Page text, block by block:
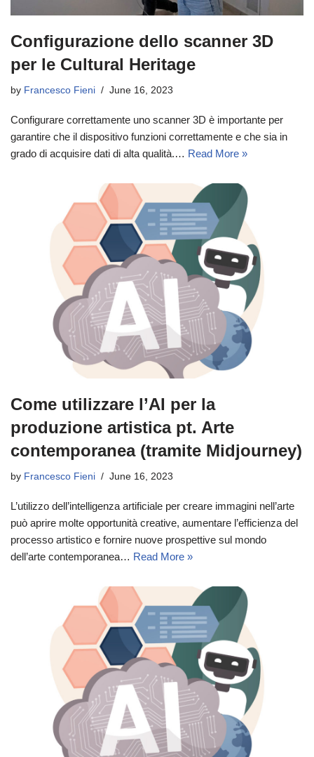
Configurazione dello scanner 3D
per le Cultural Heritage
by Francesco Fieni June 16, 2023
Configurare correttamente uno scanner 3D è importante per
garantire che il dispositivo funzioni correttamente e che sia in
grado di acquisire dati di alta qualità.… Read More »
Come utilizzare l’AI per la
produzione artistica pt. Arte
contemporanea (tramite Midjourney)
by Francesco Fieni June 16, 2023
L’utilizzo dell’intelligenza artificiale per creare immagini nell’arte
può aprire molte opportunità creative, aumentare l’efficienza del
processo artistico e fornire nuove prospettive sul mondo
dell’arte contemporanea… Read More »